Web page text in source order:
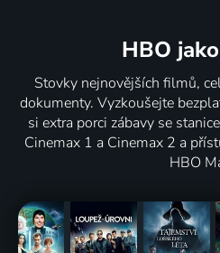
HBO
Stovky nejnovějších filmů,
dokumenty. Vyzkoušejte
si extra porci zábavy se
Cinemax 1 a Cinemax 2 a
HBO